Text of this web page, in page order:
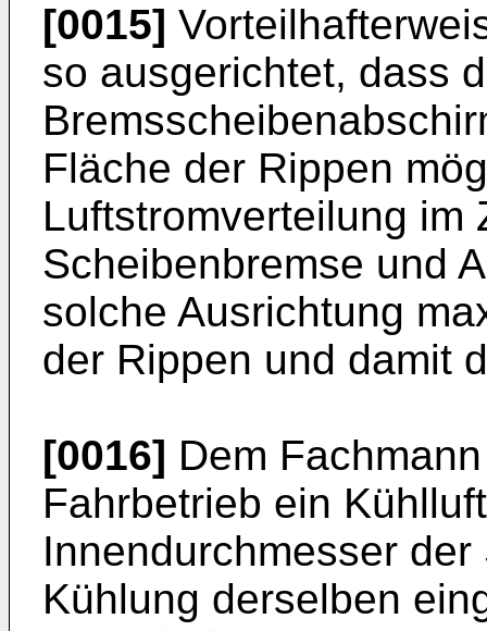
[0015]
so ausgerichtet, dass
Fläche der Rippen
Luftstromverteilung im
Scheibenbremse und
solche Ausrichtung
der Rippen und damit
[0016] Dem
Fahrbetrieb ein
Innendurchmesser
Kühlung derselben